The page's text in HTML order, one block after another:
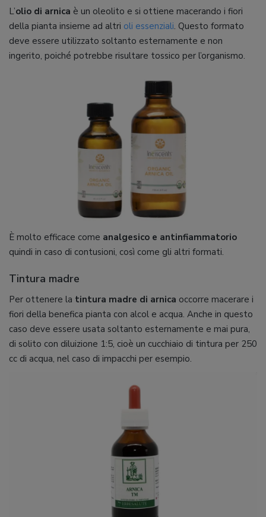
L’olio di arnica è un oleolito e si ottiene macerando i fiori
della pianta insieme ad altri oli essenziali. Questo formato
deve essere utilizzato soltanto esternamente e non
ingerito, poiché potrebbe risultare tossico per l’organismo.
È molto efficace come analgesico e antinfiammatorio
quindi in caso di contusioni, così come gli altri formati.
Tintura madre
Per ottenere la tintura madre di arnica occorre macerare i
fiori della benefica pianta con alcol e acqua. Anche in questo
caso deve essere usata soltanto esternamente e mai pura,
di solito con diluizione 1:5, cioè un cucchiaio di tintura per 250
cc di acqua, nel caso di impacchi per esempio.